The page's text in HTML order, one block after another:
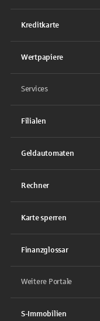
Kreditkarte
Wertpapiere
Services
Filialen
Geldautomaten
Rechner
Karte sperren
Finanzglossar
Weitere Portale
S-Immobilien